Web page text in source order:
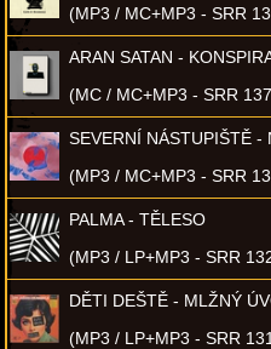
(MP3 / MC+MP3 - SRR
ARAN SATAN -
(MC / MC+MP3 - SRR
SEVERNÍ NÁSTUPIŠTĚ -
(MP3 / MC+MP3 - SRR
PALMA - TĚLESO
(MP3 / LP+MP3 - SRR
DĚTI DEŠTĚ - MLŽNÝ
(MP3 / LP+MP3 - SRR